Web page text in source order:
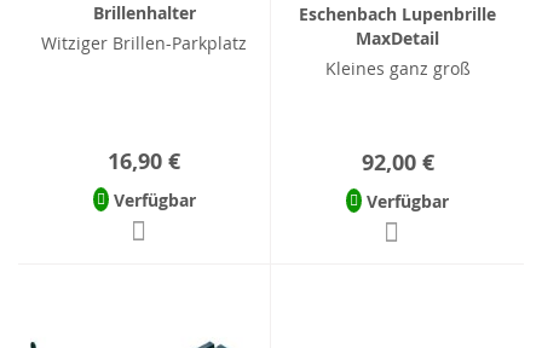
Brillenhalter
Witziger Brillen-Parkplatz
16,90 €
Verfügbar
Eschenbach Lupenbrille
MaxDetail
Kleines ganz groß
92,00 €
Verfügbar